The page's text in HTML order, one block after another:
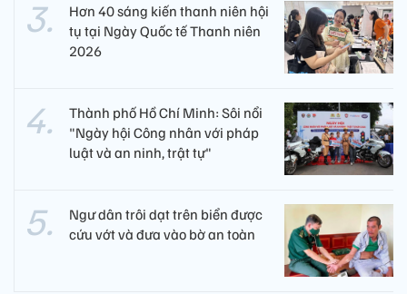
Hơn 40 sáng kiến thanh niên hội
tụ tại Ngày Quốc tế Thanh niên
2026
Thành phố Hồ Chí Minh: Sôi nổi
"Ngày hội Công nhân với pháp
luật và an ninh, trật tự"
Ngư dân trôi dạt trên biển được
cứu vớt và đưa vào bờ an toàn